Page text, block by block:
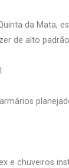
da Mata,
de alto
e chuveiros